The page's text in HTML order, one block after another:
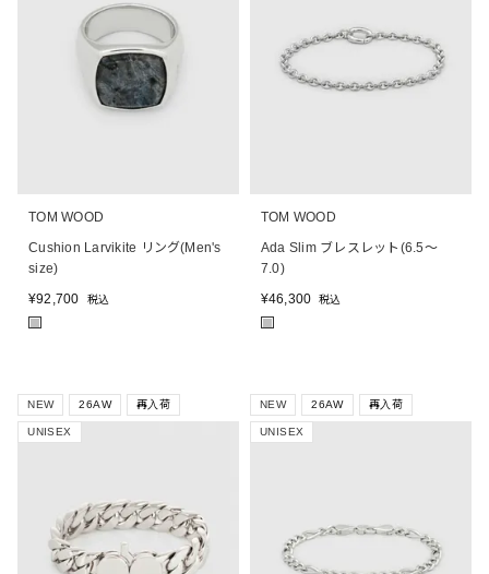
TOM WOOD
Cushion Larvikite リング(Men's
size)
¥92,700 税込
■
TOM WOOD
Ada Slim ブレスレット(6.5～
7.0)
¥46,300 税込
■
NEW 26AW 再入荷
UNISEX
NEW 26AW 再入荷
UNISEX